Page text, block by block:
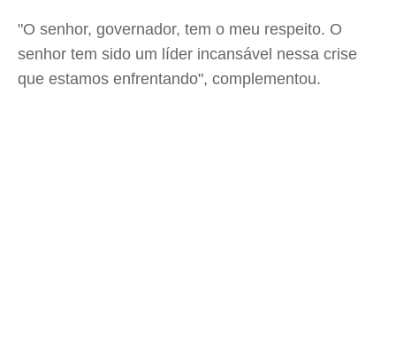
"O senhor, governador, tem o meu respeito. O
senhor tem sido um líder incansável nessa crise
que estamos enfrentando", complementou.